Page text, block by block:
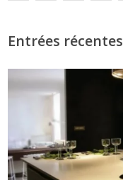
Entrées récentes